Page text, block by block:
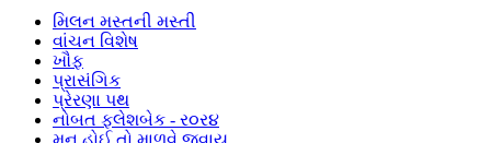
મિલન મસ્તની મસ્તી
વાંચન વિશેષ
ખૌફ
પ્રાસંગિક
પ્રેરણા પથ
નોબત ફ્લેશબેક - ર૦ર૪